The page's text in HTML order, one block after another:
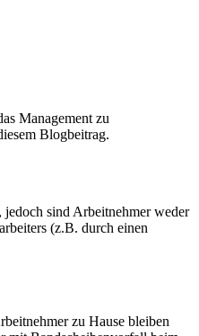
Management zu
Blogbeitrag.
sind Arbeitnehmer weder
(z.B. durch einen
zu Hause bleiben